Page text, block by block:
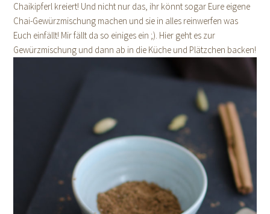
Chaikipferl kreiert! Und nicht nur das, ihr könnt sogar Eure eigene
Chai-Gewürzmischung machen und sie in alles reinwerfen was
Euch einfällt! Mir fällt da so einiges ein ;). Hier geht es zur
Gewürzmischung und dann ab in die Küche und Plätzchen backen!